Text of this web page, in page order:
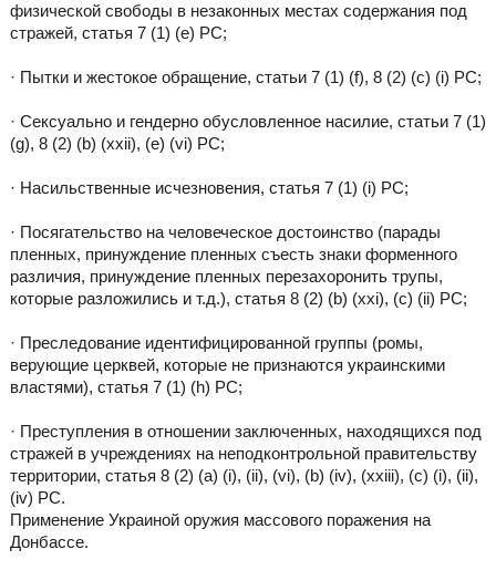
физической свободы в незаконных местах содержания под
стражей, статья 7 (1) (е) РС;
· Пытки и жестокое обращение, статьи 7 (1) (f), 8 (2) (c) (i) PC;
· Сексуально и гендерно обусловленное насилие, статьи 7 (1)
(g), 8 (2) (b) (xxii), (e) (vi) PC;
· Насильственные исчезновения, статья 7 (1) (i) РС;
· Посягательство на человеческое достоинство (парады
пленных, принуждение пленных съесть знаки форменного
различия, принуждение пленных перезахоронить трупы,
которые разложились и т.д.), статья 8 (2) (b) (xxi), (с) (ii) РС;
· Преследование идентифицированной группы (ромы,
верующие церквей, которые не признаются украинскими
властями), статья 7 (1) (h) РС;
· Преступления в отношении заключенных, находящихся под
стражей в учреждениях на неподконтрольной правительству
территории, статья 8 (2) (а) (i), (ii), (vi), (b) (iv), (xxiii), (с) (i), (ii),
(iv) РС.
Применение Украиной оружия массового поражения на
Донбассе.